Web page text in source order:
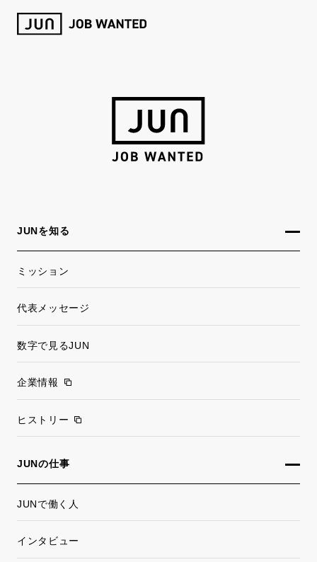
JUNを知る
ミッション
代表メッセージ
数字で見るJUN
企業情報
ヒストリー
JUNの仕事
JUNで働く人
インタビュー